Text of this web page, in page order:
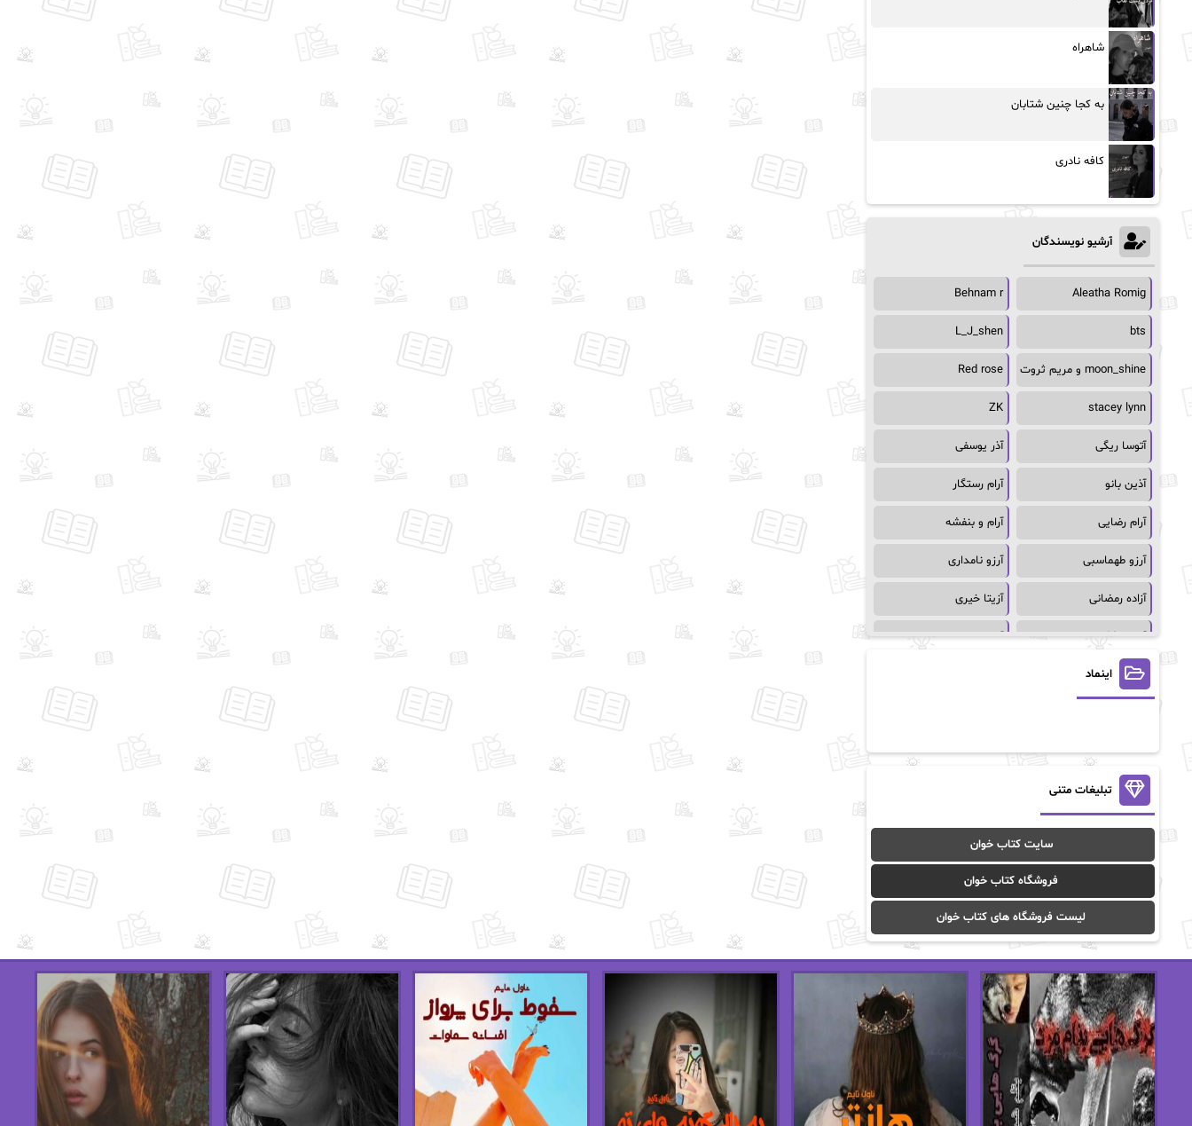
شاهراه
به کجا چنین شتابان
کافه نادری
آرشیو نویسندگان
Aleatha Romig
Behnam r
bts
L_J_shen
moon_shine و مریم ثروت Red rose
stacey lynn
ZK
آتوسا ریگی آذر یوسفی
آذین بانو آرام رستگار
آرام رضایی آرام و بنفشه
آرزو طهماسبی آرزو نامداری
آزاده رمضانی آزیتا خیری
آسمان64 آسمان۶۵
آسیه احمدی
آن ماری سلینکو آنا تاد
آنالیا
آوا موسوی آیدا (Aixi)
آیدا باقری آیسان صادقی
ا_اصغر زاده ا_اصغرزاده
اریک مورگنشترن از نیلوفر لاری
استفانی مهیر استل مسکم
اسما کافی اصغر زاده
افسانه سماوات اکرم محمدی
ال جی اسمیت الف صاد
اینماد
تبلیغات متنی
سایت کتاب خوان
فروشگاه کتاب خوان
لیست فروشگاه های کتاب خوان